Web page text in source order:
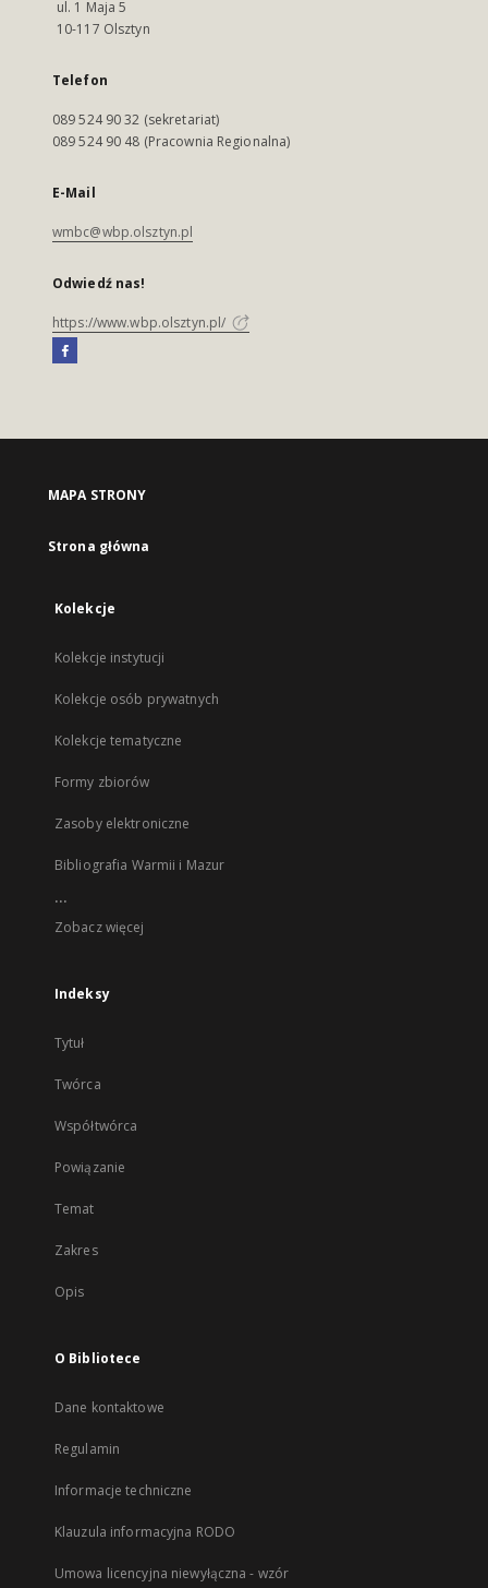
ul. 1 Maja 5
10-117 Olsztyn
Telefon
089 524 90 32 (sekretariat)
089 524 90 48 (Pracownia Regionalna)
E-Mail
wmbc@wbp.olsztyn.pl
Odwiedź nas!
https://www.wbp.olsztyn.pl/
MAPA STRONY
Strona główna
Kolekcje
Kolekcje instytucji
Kolekcje osób prywatnych
Kolekcje tematyczne
Formy zbiorów
Zasoby elektroniczne
Bibliografia Warmii i Mazur
...
Zobacz więcej
Indeksy
Tytuł
Twórca
Współtwórca
Powiązanie
Temat
Zakres
Opis
O Bibliotece
Dane kontaktowe
Regulamin
Informacje techniczne
Klauzula informacyjna RODO
Umowa licencyjna niewyłączna - wzór